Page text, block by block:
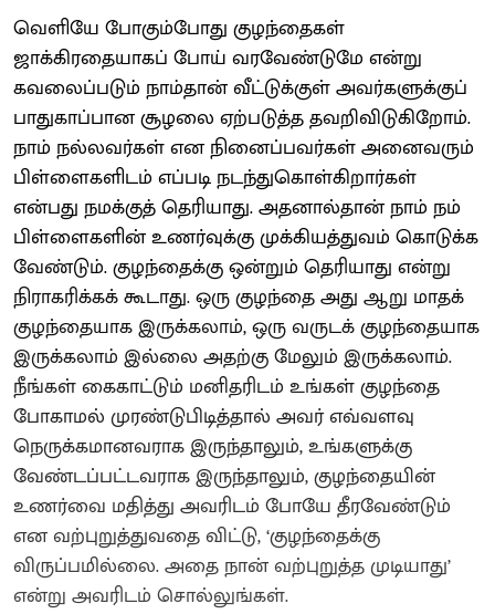
வெளியே போகும்போது குழந்தைகள்
ஜாக்கிரதையாகப் போய் வரவேண்டுமே என்று
கவலைப்படும் நாம்தான் வீட்டுக்குள் அவர்களுக்குப்
பாதுகாப்பான சூழலை ஏற்படுத்த தவறிவிடுகிறோம்.
நாம் நல்லவர்கள் என நினைப்பவர்கள் அனைவரும்
பிள்ளைகளிடம் எப்படி நடந்துகொள்கிறார்கள்
என்பது நமக்குத் தெரியாது. அதனால்தான் நாம் நம்
பிள்ளைகளின் உணர்வுக்கு முக்கியத்துவம் கொடுக்க
வேண்டும். குழந்தைக்கு ஒன்றும் தெரியாது என்று
நிராகரிக்கக் கூடாது. ஒரு குழந்தை அது ஆறு மாதக்
குழந்தையாக இருக்கலாம், ஒரு வருடக் குழந்தையாக
இருக்கலாம் இல்லை அதற்கு மேலும் இருக்கலாம்.
நீங்கள் கைகாட்டும் மனிதரிடம் உங்கள் குழந்தை
போகாமல் முரண்டுபிடித்தால் அவர் எவ்வளவு
நெருக்கமானவராக இருந்தாலும், உங்களுக்கு
வேண்டப்பட்டவராக இருந்தாலும், குழந்தையின்
உணர்வை மதித்து அவரிடம் போயே தீரவேண்டும்
என வற்புறுத்துவதை விட்டு, ‘குழந்தைக்கு
விருப்பமில்லை. அதை நான் வற்புறுத்த முடியாது’
என்று அவரிடம் சொல்லுங்கள்.